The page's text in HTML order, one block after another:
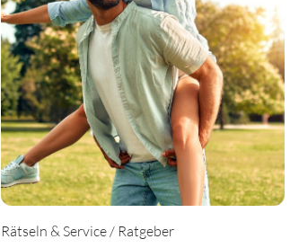
Rätseln & Service / Ratgeber